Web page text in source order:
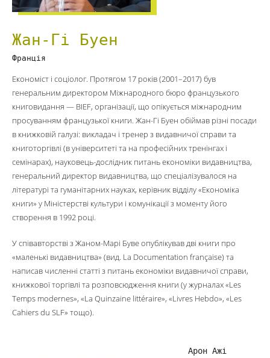
Жан-Гі Буен
Франція
Економіст і соціолог. Протягом 17 років (2001–2017) був
генеральним директором Міжнародного бюро французького
книговидання — BIEF, організації, що опікується міжнародним
просуванням французької книги. Жан-Гі Буен обіймав різні посади
в книжковій галузі: викладач і тренер з видавничої справи та
книготоргівлі (в університеті та на професійних тренінгах і
семінарах), науковець-дослідник питань економіки видавництва,
генеральний директор видавництва, що спеціалізувалося на
літературі та гуманітарних науках, керівник відділу «Економіка
книги» у Міністерстві культури і комунікації з моменту його
створення в 1992 році.
У співавторстві з Жаном-Марі Буве опублікував дві книги про
«маленькі видавництва» (вид. La Documentation française) та
написав численні статті з питань економіки видавничої справи,
книжкової торгівлі та розповсюдження книги (у журналах «Les
Temps modernes», «La Quinzaine littéraire», «Livres Hebdo», «Les
Cahiers du SLF» тощо).
Арон Ажі